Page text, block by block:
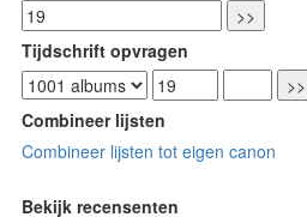
Tijdschrift opvragen
Combineer lijsten
Combineer lijsten tot eigen canon
Bekijk recensenten